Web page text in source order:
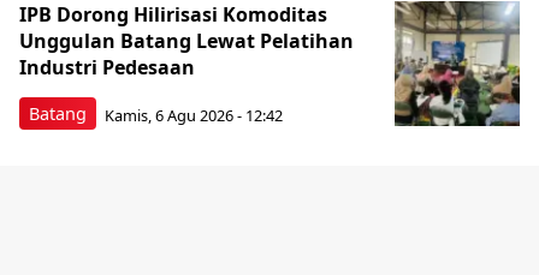
Batang
IPB Dorong Hilirisasi Komoditas
Unggulan Batang Lewat Pelatihan
Industri Pedesaan
Kamis, 6 Agu 2026 - 12:42